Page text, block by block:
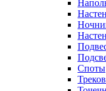
Споты